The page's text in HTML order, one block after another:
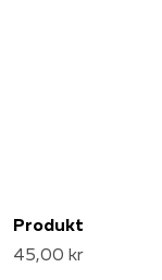
Produkt
45,00 kr